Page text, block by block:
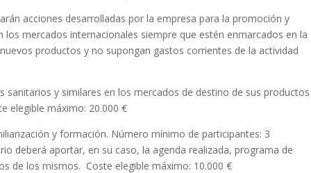
acciones desarrolladas por la empresa para la promoción y
mercados internacionales siempre que estén enmarcados en la
productos y no supongan gastos corrientes de la actividad
y similares en los mercados de destino de sus productos
elegible máximo: 20.000 €
y formación. Número mínimo de participantes: 3
deberá aportar, en su caso, la agenda realizada, programa de
de los mismos. Coste elegible máximo: 10.000 €